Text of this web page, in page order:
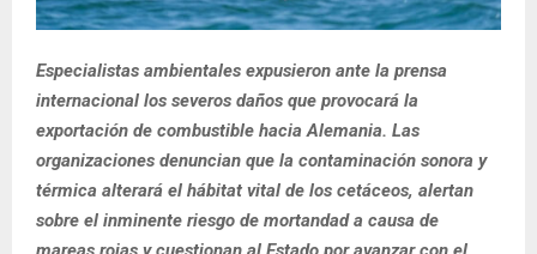
Especialistas ambientales expusieron ante la prensa
internacional los severos daños que provocará la
exportación de combustible hacia Alemania. Las
organizaciones denuncian que la contaminación sonora y
térmica alterará el hábitat vital de los cetáceos, alertan
sobre el inminente riesgo de mortandad a causa de